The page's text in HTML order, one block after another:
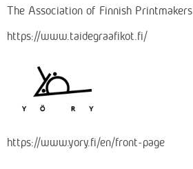
The Association of Finnish Printmakers
https://www.taidegraafikot.fi/
https://www.yory.fi/en/front-page